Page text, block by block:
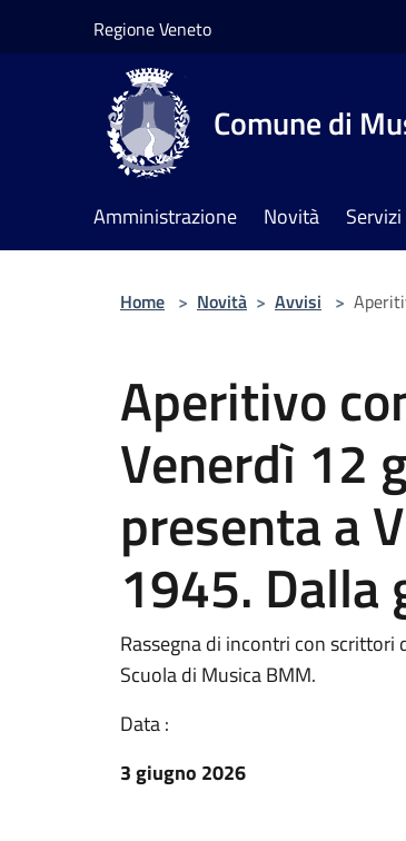
Regione Veneto
Comune di
Amministrazione Novità Servizi
Home > Novità > Avvisi >
Aperitivo
Venerdì 12
presenta a
1945. Dalla
Rassegna di incontri con
Scuola di Musica BMM.
Data :
3 giugno 2026